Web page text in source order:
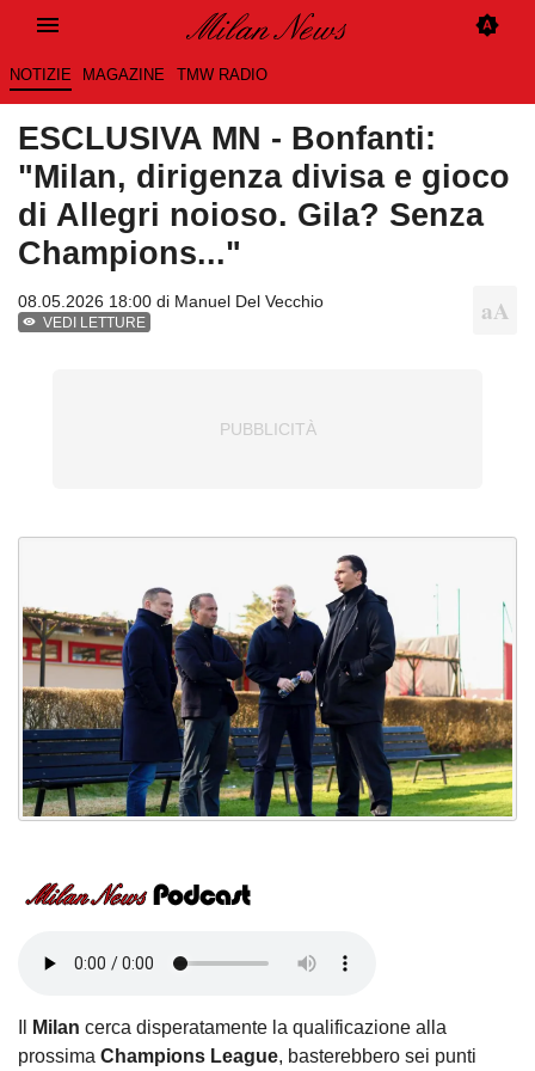
NOTIZIE MAGAZINE TMW RADIO
ESCLUSIVA MN - Bonfanti:
"Milan, dirigenza divisa e gioco
di Allegri noioso. Gila? Senza
Champions..."
08.05.2026 18:00 di Manuel Del Vecchio
VEDI LETTURE
Milan cerca disperatamente la qualificazione alla
prossima Champions League, basterebbero sei punti